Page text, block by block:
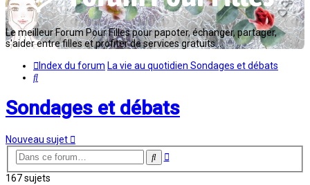
Le meilleur Forum Pour Filles pour papoter, échanger, partager,
s'aider entre filles et profiter de services gratuits...
Index du forum La vie au quotidien Sondages et débats
Rechercher
Sondages et débats
Nouveau sujet
Rechercher
Recherche
167 sujets